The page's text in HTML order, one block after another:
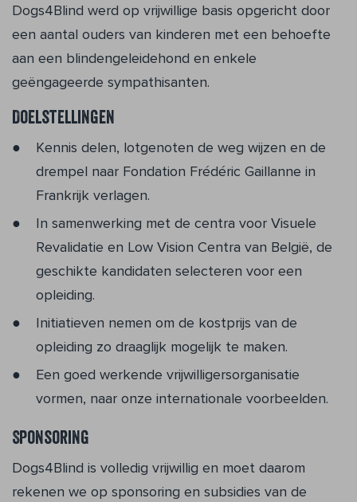
Dogs4Blind werd op vrijwillige basis opgericht door
een aantal ouders van kinderen met een behoefte
aan een blindengeleidehond en enkele
geëngageerde sympathisanten.
Doelstellingen
Kennis delen, lotgenoten de weg wijzen en de
drempel naar Fondation Frédéric Gaillanne in
Frankrijk verlagen.
In samenwerking met de centra voor Visuele
Revalidatie en Low Vision Cen­tra van België, de
geschikte kandidaten selecteren voor een
opleiding.
Initiatieven nemen om de kostprijs van de
opleiding zo draaglijk mogelijk te maken.
Een goed werkende vrijwilligersorgani­satie
vormen, naar onze internationale voorbeelden.
Sponsoring
Dogs4Blind is volledig vrijwillig en moet daarom
rekenen we op sponsoring en sub­sidies van de